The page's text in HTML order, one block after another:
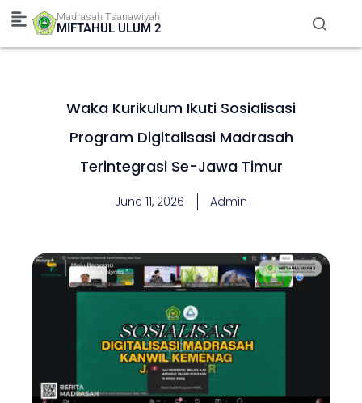
Skip
content
Madrasah Tsanawiyah
MIFTAHUL ULUM 2
Waka Kurikulum Ikuti Sosialisasi
Program Digitalisasi Madrasah
Terintegrasi Se-Jawa Timur
June 11, 2026 Admin